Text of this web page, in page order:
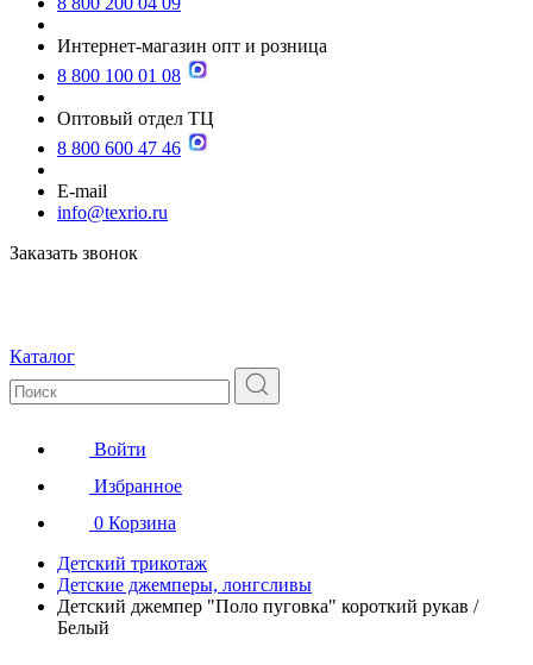
Интернет-магазин опт и розница
8 800 100 01 08
Оптовый отдел ТЦ
8 800 600 47 46
E-mail
info@texrio.ru
Заказать звонок
Каталог
Войти
Избранное
0 Корзина
Детский трикотаж
Детские джемперы, лонгсливы
Детский джемпер "Поло пуговка" короткий рукав /
Белый